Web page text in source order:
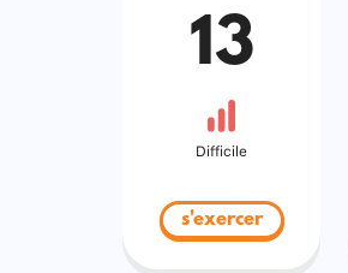
13
Difficile
s'exercer